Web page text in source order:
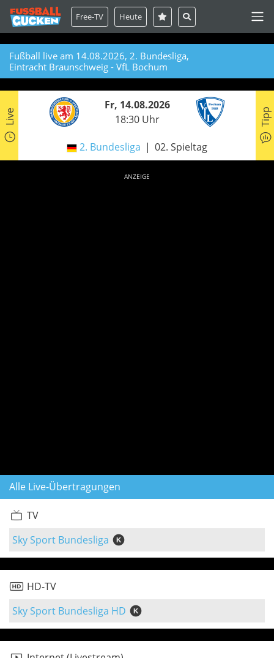
Free-TV Heute
Fußball live am 14.08.2026, 2. Bundesliga,
Eintracht Braunschweig - VfL Bochum
Live
Fr, 14.08.2026
18:30 Uhr
2. Bundesliga 02. Spieltag
Tipp
ANZEIGE
Alle Live-Übertragungen
TV
Sky Sport Bundesliga
HD-TV
Sky Sport Bundesliga HD